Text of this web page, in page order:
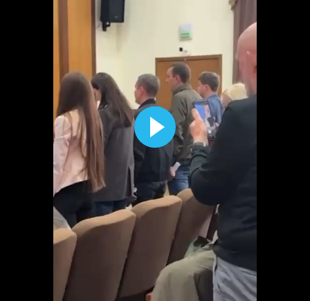
Ukraynalı deputatın hərəkəti
gündəm oldu
QAFQAZINFO.AZ